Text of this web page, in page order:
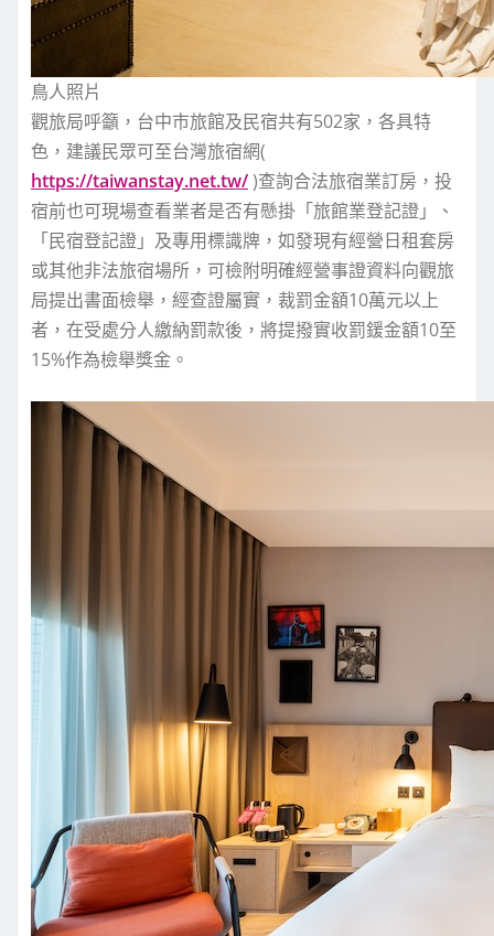
鳥人照片
觀旅局呼籲，台中市旅館及民宿共有502家，各具特
色，建議民眾可至台灣旅宿網(
https://taiwanstay.net.tw/)查詢合法旅宿業訂房，投
宿前也可現場查看業者是否有懸掛「旅館業登記證」、
「民宿登記證」及專用標識牌，如發現有經營日租套房
或其他非法旅宿場所，可檢附明確經營事證資料向觀旅
局提出書面檢舉，經查證屬實，裁罰金額10萬元以上
者，在受處分人繳納罰款後，將提撥實收罰鍰金額10至
15%作為檢舉獎金。